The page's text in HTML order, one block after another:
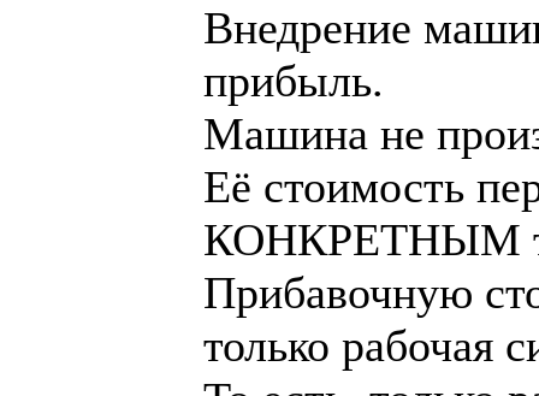
Внедрение
прибыль.
Машина не
Её стоимость
КОНКРЕТНЫМ
Прибавочную
только рабочая